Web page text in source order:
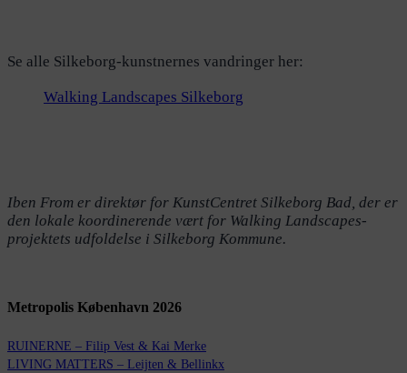
Se alle Silkeborg-kunstnernes vandringer her:
Walking Landscapes Silkeborg
Iben From er direktør for KunstCentret Silkeborg Bad, der er
den lokale koordinerende vært for Walking Landscapes-
projektets udfoldelse i Silkeborg Kommune.
Metropolis København 2026
RUINERNE – Filip Vest & Kai Merke
LIVING MATTERS – Leijten & Bellinkx